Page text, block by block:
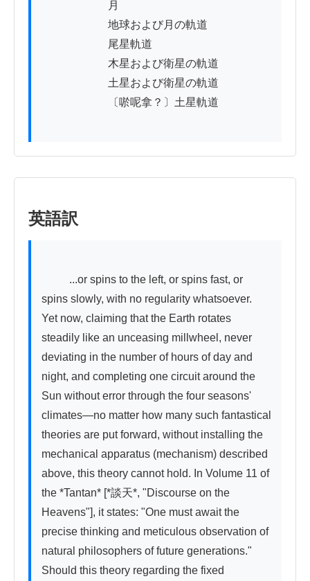
月
地球および月の軌道
尾星軌道
木星および衛星の軌道
土星および衛星の軌道
〔唹呢拿？〕土星軌道
英語訳
spins slowly, with no regularity whatsoever.
Yet now, claiming that the Earth rotates
steadily like an unceasing millwheel, never
deviating in the number of hours of day and
night, and completing one circuit around the
Sun without error through the four seasons'
climates—no matter how many such fantastical
theories are put forward, without installing the
mechanical apparatus (mechanism) described
above, this theory cannot hold. In Volume 11 of
the *Tantan* [*談天*, "Discourse on the
Heavens"], it states: "One must await the
precise thinking and meticulous observation of
natural philosophers of future generations."
Should this theory regarding the fixed